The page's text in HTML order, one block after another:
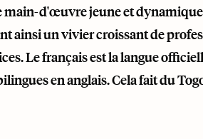
d'œuvre jeune et
ainsi un vivier croissant de
Le français est la langue
en anglais. Cela fait du